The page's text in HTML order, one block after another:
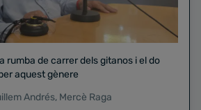
rumba de carrer dels gitanos i el do
aquest gènere
Andrés, Mercè Raga